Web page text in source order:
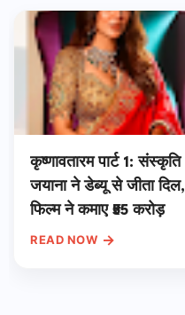
कृष्णावतारम पार्ट 1: संस्कृति
जयाना ने डेब्यू से जीता दिल,
फिल्म ने कमाए ₹55 करोड़
READ NOW →